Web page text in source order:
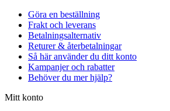
Göra en beställning
Frakt och leverans
Betalningsalternativ
Returer & återbetalningar
Så här använder du ditt konto
Kampanjer och rabatter
Behöver du mer hjälp?
Mitt konto